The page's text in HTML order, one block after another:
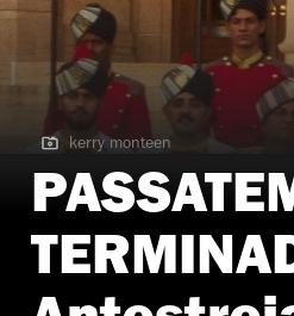
kerry monteen
kerry monteen